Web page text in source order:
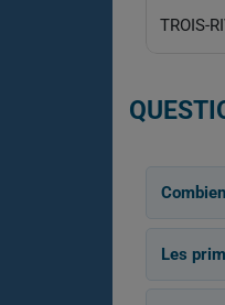
TROIS-
Les